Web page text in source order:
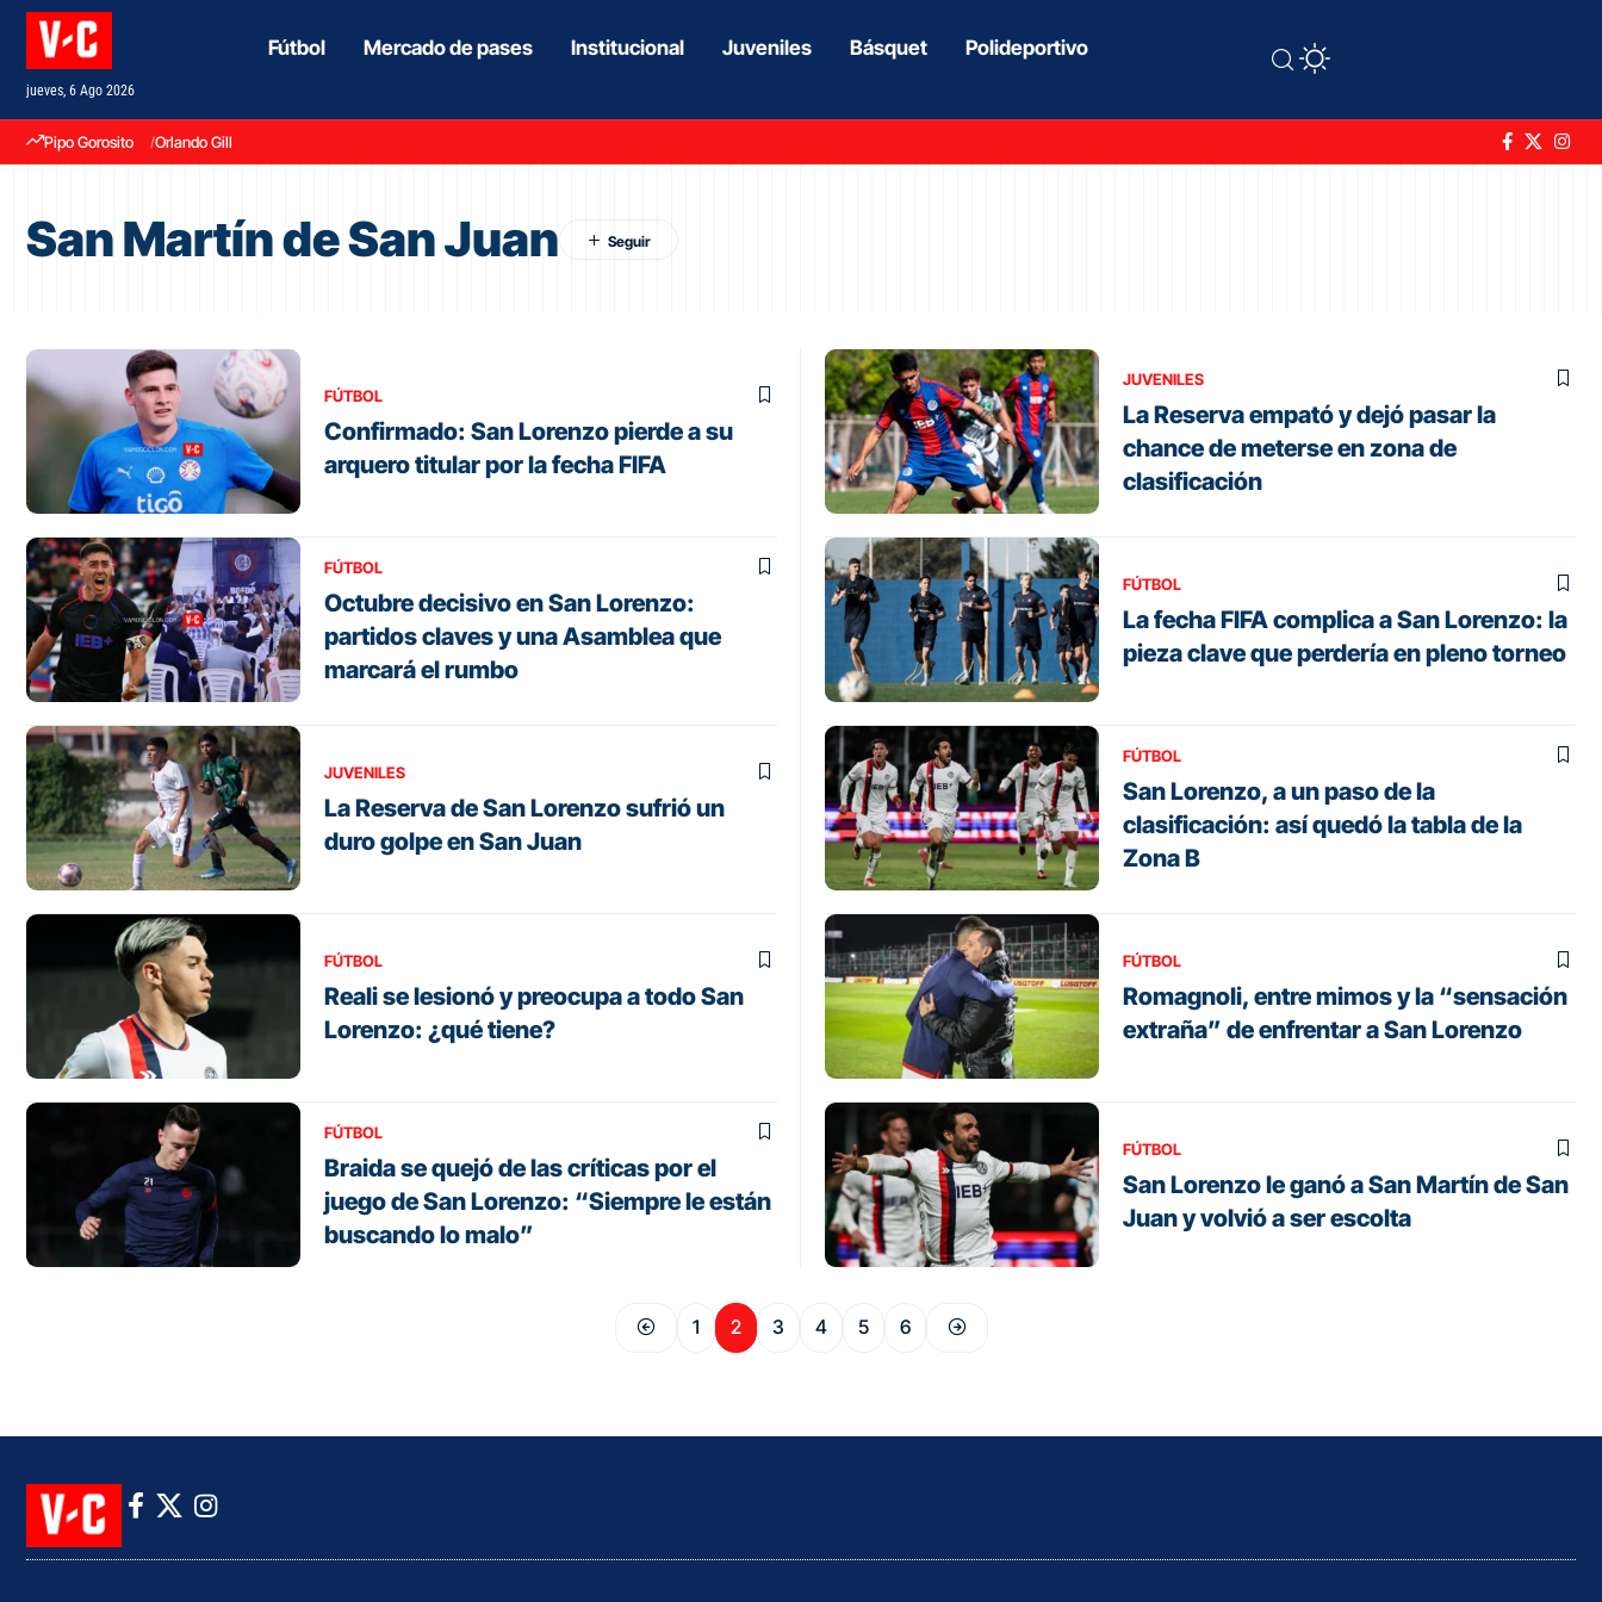
jueves, 6 Ago 2026
Fútbol Mercado de pases Institucional Juveniles Básquet Polideportivo
Pipo Gorosito Orlando Gill
San Martín de San Juan
FÚTBOL
Confirmado: San Lorenzo pierde a su
arquero titular por la fecha FIFA
JUVENILES
La Reserva empató y dejó pasar la
chance de meterse en zona de
clasificación
FÚTBOL
Octubre decisivo en San Lorenzo:
partidos claves y una Asamblea que
marcará el rumbo
FÚTBOL
La fecha FIFA complica a San Lorenzo: la
pieza clave que perdería en pleno torneo
JUVENILES
La Reserva de San Lorenzo sufrió un
duro golpe en San Juan
FÚTBOL
San Lorenzo, a un paso de la
clasificación: así quedó la tabla de la
Zona B
FÚTBOL
Reali se lesionó y preocupa a todo San
Lorenzo: ¿qué tiene?
FÚTBOL
Romagnoli, entre mimos y la “sensación
extraña” de enfrentar a San Lorenzo
FÚTBOL
Braida se quejó de las críticas por el
juego de San Lorenzo: “Siempre le están
buscando lo malo”
FÚTBOL
San Lorenzo le ganó a San Martín de San
Juan y volvió a ser escolta
1 2 3 4 5 6